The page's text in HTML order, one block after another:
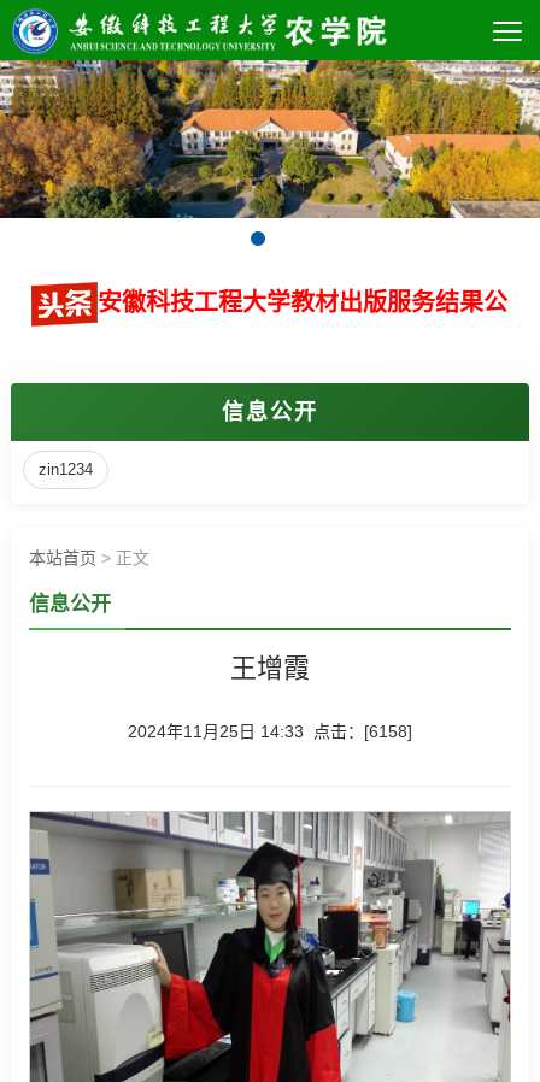
安徽科技工程大学教材出版服务结果公
信息公开
zin1234
本站首页 > 正文
信息公开
王增霞
2024年11月25日 14:33 点击：[6158]